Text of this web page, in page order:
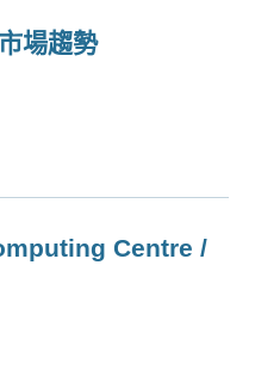
場趨勢
Centre /